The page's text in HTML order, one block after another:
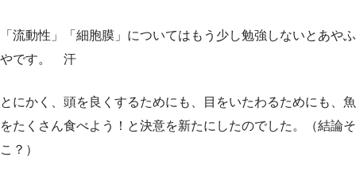
「流動性」「細胞膜」についてはもう少し勉強しないとあやふ
やです。 汗
とにかく、頭を良くするためにも、目をいたわるためにも、魚
をたくさん食べよう！と決意を新たにしたのでした。（結論そ
こ？）